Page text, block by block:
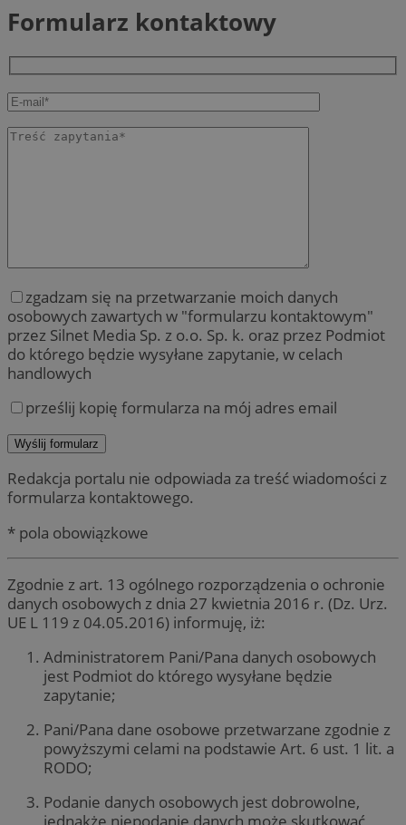
Formularz kontaktowy
zgadzam się na przetwarzanie moich danych
osobowych zawartych w "formularzu kontaktowym"
przez Silnet Media Sp. z o.o. Sp. k. oraz przez Podmiot
do którego będzie wysyłane zapytanie, w celach
handlowych
prześlij kopię formularza na mój adres email
Redakcja portalu nie odpowiada za treść wiadomości z
formularza kontaktowego.
* pola obowiązkowe
Zgodnie z art. 13 ogólnego rozporządzenia o ochronie
danych osobowych z dnia 27 kwietnia 2016 r. (Dz. Urz.
UE L 119 z 04.05.2016) informuję, iż:
Administratorem Pani/Pana danych osobowych
jest Podmiot do którego wysyłane będzie
zapytanie;
Pani/Pana dane osobowe przetwarzane zgodnie z
powyższymi celami na podstawie Art. 6 ust. 1 lit. a
RODO;
Podanie danych osobowych jest dobrowolne,